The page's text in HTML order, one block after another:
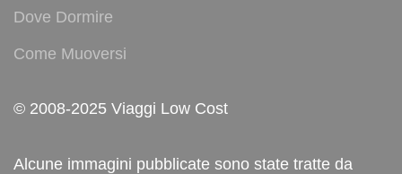
Dove Dormire
Come Muoversi
© 2008-2025 Viaggi Low Cost
Alcune immagini pubblicate sono state tratte da